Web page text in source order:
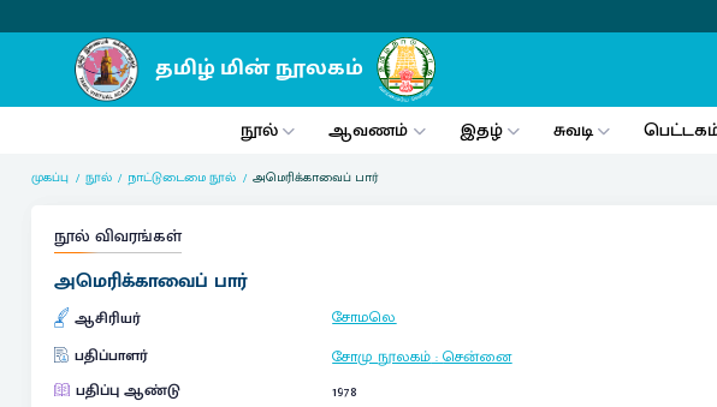
நூல் ஆவணம் இதழ் சுவடி
முகப்பு நூல் நாட்டுடைமை நூல் அமெரிக்காவைப் பார்
நூல் விவரங்கள்
அமெரிக்காவைப் பார்
ஆசிரியர்
சோமலெ
பதிப்பாளர்
சோமு நூலகம்:சென்னை
பதிப்பு ஆண்டு
1978